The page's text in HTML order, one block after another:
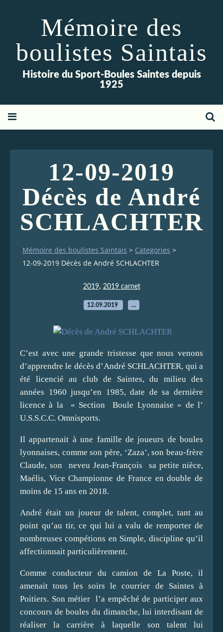
Mémoire des
boulistes Saintais
Histoire du Sport-Boules Saintes depuis
1925
12-09-2019
Décès de André
SCHLACHTER
Mémoire des boulistes Saintais > Categories >
12-09-2019 Décès de André SCHLACHTER
2019, 2019 carnet
12.09.2019 …
C’est avec une grande tristesse que nous venons
d’apprendre le décès d’André SCHLACHTER, qui a
été licencié au club de Saintes, du milieu des
années 1960 jusqu’en 1985, date de sa dernière
licence à la « Section Boule Lyonnaise » de l’
U.S.S.C.C. Omnisports.
Il appartenait à une famille de joueurs de boules
lyonnaises, comme son père, ‘Zaza’, son beau-frère
Claude, son neveu Jean-François sa petite nièce,
Maélis, Vice Championne de France en double de
moins de 15 ans en 2018.
André était un joueur de talent, complet, tant au
point qu’au tir, ce qui lui a valu de remporter de
nombreuses compétions en Simple, discipline qu’il
affectionnait particulièrement.
Comme conducteur du camion de La Poste, il
amenait tous les soirs le courrier de Saintes à
Poitiers. Son métier l’a empêché de participer aux
concours de boules du dimanche, lui interdisant de
réaliser la carrière à laquelle son talent lui